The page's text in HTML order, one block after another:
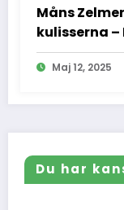
Måns
kulisserna
och vad vi
Maj 12, 2025
Du har